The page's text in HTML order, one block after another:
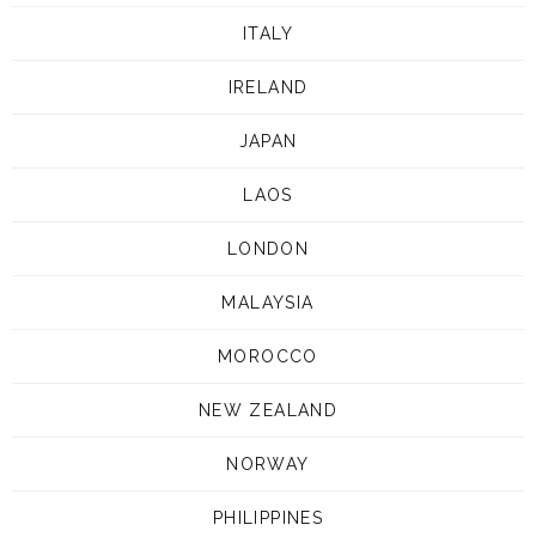
ITALY
IRELAND
JAPAN
LAOS
LONDON
MALAYSIA
MOROCCO
NEW ZEALAND
NORWAY
PHILIPPINES